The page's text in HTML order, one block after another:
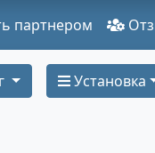
партнером
Установка